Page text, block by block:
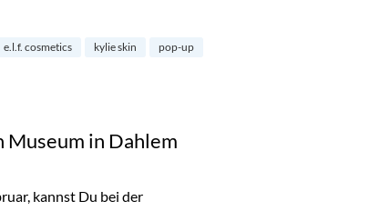
Store in Mitte“
e.l.f. cosmetics kylie skin
pop-up
in Dahlem
kannst Du bei der